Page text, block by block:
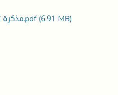
مذكرة تخرج الطالب سنوسي شريف.pdf(6.91 MB)